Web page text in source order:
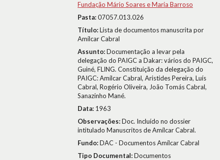
Fundação Mário Soares e Maria Barroso
Pasta:07057.013.026
Título:Lista de documentos manuscrita por
Amílcar Cabral
Assunto:Documentação a levar pela
delegação do PAIGC a Dakar: vários do PAIGC,
Guiné, FLING. Constituição da delegação do
PAIGC: Amílcar Cabral, Aristides Pereira, Luís
Cabral, Rogério Oliveira, João Tomás Cabral,
Sanazinho Mané.
Data: 1963
Observações:Doc. Incluído no dossier
intitulado Manuscritos de Amílcar Cabral.
Fundo:DAC - Documentos Amílcar Cabral
Tipo Documental:Documentos